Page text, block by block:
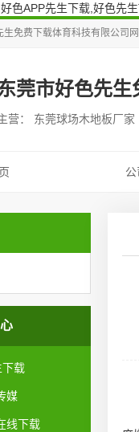
色APP先生下载,好色先
生免费下载体育科技有限公司
莞市好色先
营： 东莞球场木地板厂
下载
媒
线下载